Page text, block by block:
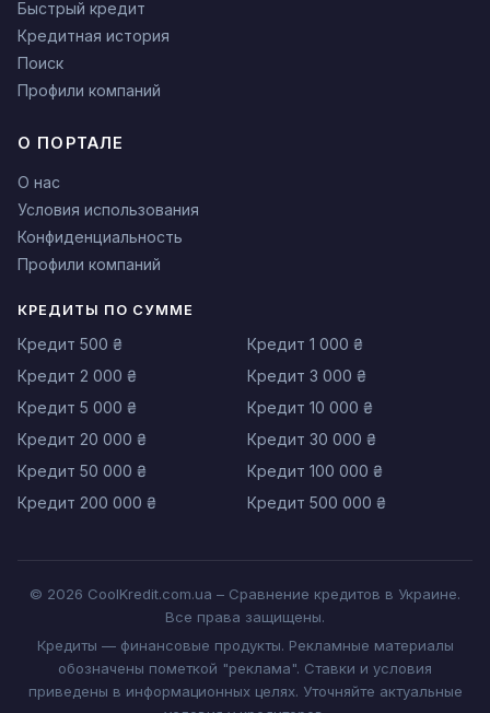
Быстрый кредит
Кредитная история
Поиск
Профили компаний
О ПОРТАЛЕ
О нас
Условия использования
Конфиденциальность
Профили компаний
КРЕДИТЫ ПО СУММЕ
Кредит 500 ₴
Кредит 1 000 ₴
Кредит 2 000 ₴
Кредит 3 000 ₴
Кредит 5 000 ₴
Кредит 10 000 ₴
Кредит 20 000 ₴
Кредит 30 000 ₴
Кредит 50 000 ₴
Кредит 100 000 ₴
Кредит 200 000 ₴
Кредит 500 000 ₴
© 2026 CoolKredit.com.ua – Сравнение кредитов в Украине.
Все права защищены.
Кредиты — финансовые продукты. Рекламные материалы
обозначены пометкой "реклама". Ставки и условия
приведены в информационных целях. Уточняйте актуальные